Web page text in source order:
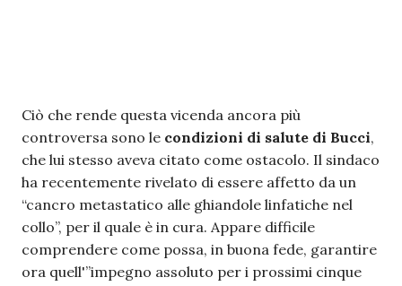
Ciò che rende questa vicenda ancora più
controversa sono le condizioni di salute di Bucci,
che lui stesso aveva citato come ostacolo. Il sindaco
ha recentemente rivelato di essere affetto da un
“cancro metastatico alle ghiandole linfatiche nel
collo”, per il quale è in cura. Appare difficile
comprendere come possa, in buona fede, garantire
ora quell'”impegno assoluto per i prossimi cinque